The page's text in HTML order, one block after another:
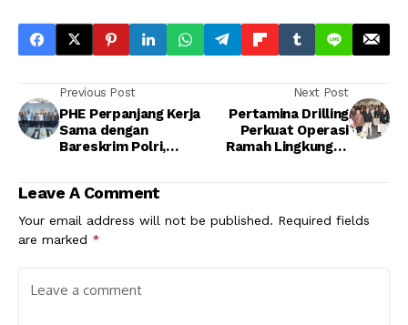
Previous Post
PHE Perpanjang Kerja
Sama dengan
Bareskrim Polri,
Hulu Migas
Next Post
Pertamina Drilling
Perkuat Operasi
Ramah Lingkungan
Leave A Comment
Your email address will not be published. Required fields
are marked *